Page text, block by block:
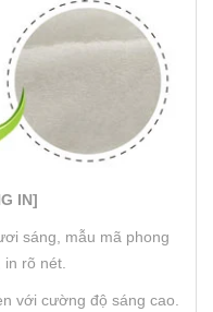
IN]
sáng, mẫu mã phong
in rõ nét.
với cường độ sáng cao.